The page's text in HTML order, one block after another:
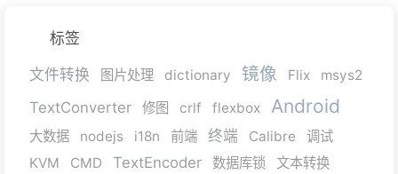
标签
文件转换 图片处理 dictionary 镜像 Flix msys2
TextConverter 修图 crlf flexbox Android
大数据 nodejs i18n 前端 终端 Calibre
调试
KVM
CMD TextEncoder 数据库锁 文本转换